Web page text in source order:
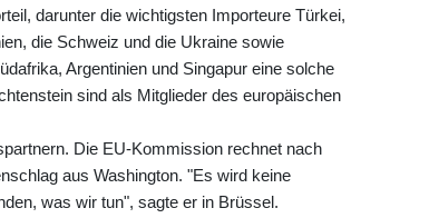
darunter die wichtigsten Importeure Türkei,
die Schweiz und die Ukraine sowie
Argentinien und Singapur eine solche
sind als Mitglieder des europäischen
Die EU-Kommission rechnet nach
aus Washington. "Es wird keine
was wir tun", sagte er in Brüssel.